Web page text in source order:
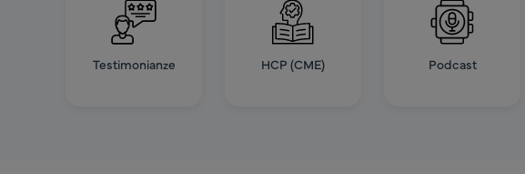
Testimonianze HCP (CME) Podcast